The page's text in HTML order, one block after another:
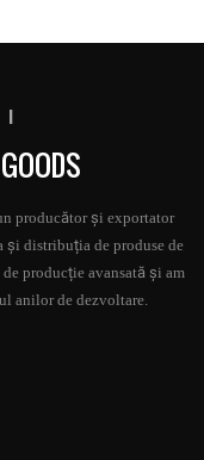
producător și exportator
și distribuția de produse de
producție avansată și am
anilor de dezvoltare.